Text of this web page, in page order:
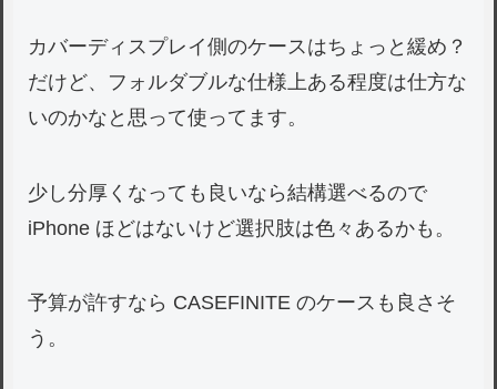
カバーディスプレイ側のケースはちょっと緩め？
だけど、フォルダブルな仕様上ある程度は仕方な
いのかなと思って使ってます。
少し分厚くなっても良いなら結構選べるので
iPhone ほどはないけど選択肢は色々あるかも。
予算が許すなら CASEFINITE のケースも良さそ
う。